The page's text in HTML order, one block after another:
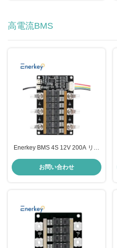
高電流BMS
Enerkey BMS 4S 12V 200A リチ
モジュール バランス付きPCB保護
板
お問い合わせ